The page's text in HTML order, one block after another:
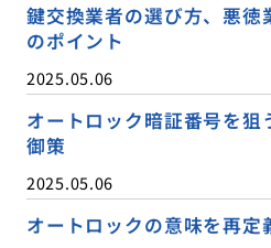
鍵交換業者の選び方、悪徳
のポイント
2025.05.06
オートロック暗証番号を狙
御策
2025.05.06
オートロックの意味を再定